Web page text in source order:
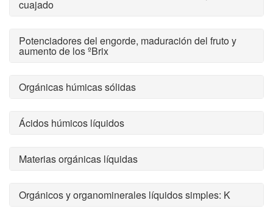
cuajado
Potenciadores del engorde, maduración del fruto y
aumento de los ºBrix
Orgánicas húmicas sólidas
Ácidos húmicos líquidos
Materias orgánicas líquidas
Orgánicos y organominerales líquidos simples: K